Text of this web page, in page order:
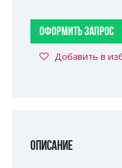
ОФОРМИТЬ ЗАПРОС
Добавить в
ОПИСАНИЕ